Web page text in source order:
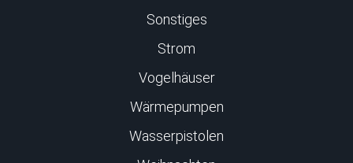
Sonstiges
Strom
Vogelhäuser
Wärmepumpen
Wasserpistolen